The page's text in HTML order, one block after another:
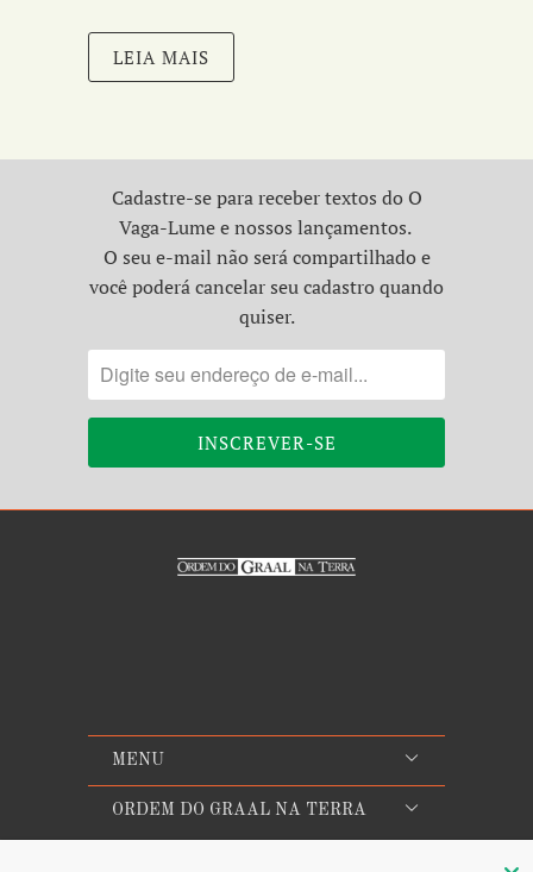
LEIA MAIS
Cadastre-se para receber textos do O
Vaga-Lume e nossos lançamentos.
O seu e-mail não será compartilhado e
você poderá cancelar seu cadastro quando
quiser.
MENU
ORDEM DO GRAAL NA TERRA